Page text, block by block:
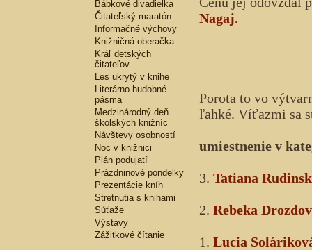
Bábkové divadielka
Čitateľský maratón
Informačné výchovy
Knižničná oberačka
Kráľ detských
čitateľov
Les ukrytý v knihe
Literárno-hudobné
pásma
Medzinárodný deň
školských knižníc
Návštevy osobností
Noc v knižnici
Plán podujatí
Prázdninové pondelky
Prezentácie kníh
Stretnutia s knihami
Súťaže
Výstavy
Zážitkové čítanie
Nagaj.
Porota to vo
ľahké. Víťazmi sa
umiestnenie v
3. Tatiana
2. Rebeka
1. Lucia